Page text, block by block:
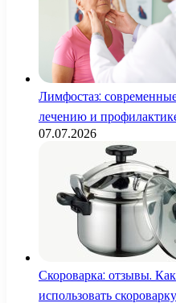
Лимфостаз:
лечению и
07.07.2026
Скороварка: отзывы.
использовать